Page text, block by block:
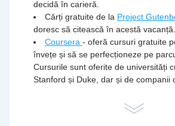
decidă în carieră.
Cărți gratuite de la Project
doresc să citească în acestă vacanță.
Coursera - oferă cursuri gratuite
învețe și să se perfecționeze pe
Cursurile sunt oferite de universități
Stanford și Duke, dar și de companii